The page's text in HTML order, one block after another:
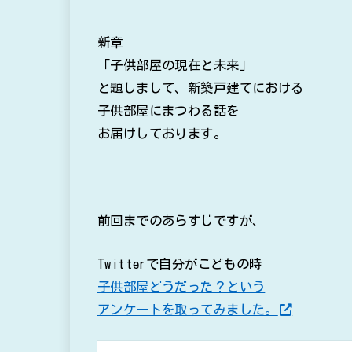
新章
「子供部屋の現在と未来」
と題しまして、新築戸建てにおける
子供部屋にまつわる話を
お届けしております。
前回までのあらすじですが、
Twitterで自分がこどもの時
子供部屋どうだった？という
アンケートを取ってみました。